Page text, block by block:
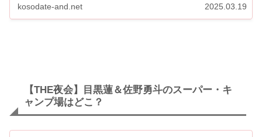
kosodate-and.net 2025.03.19
【THE夜会】目黒蓮＆佐野勇斗のスーパー・キ
ャンプ場はどこ？